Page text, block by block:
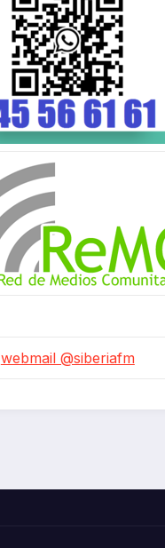
webmail @siberiafm